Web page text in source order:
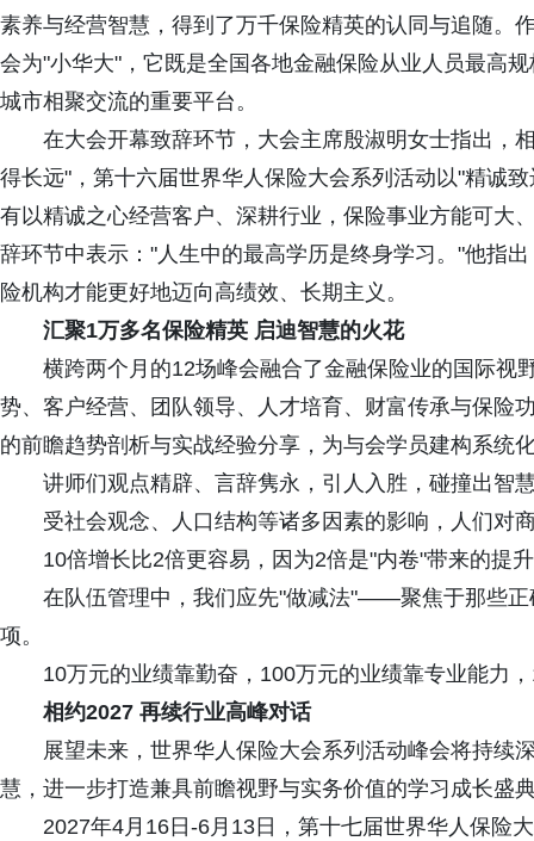
素养与经营智慧，得到了万千保险精英的认同与追随。
会为"小华大"，它既是全国各地金融保险从业人员最高
城市相聚交流的重要平台。
在大会开幕致辞环节，大会主席殷淑明女士指出，
得长远"，第十六届世界华人保险大会系列活动以"精诚
有以精诚之心经营客户、深耕行业，保险事业方能可大
辞环节中表示："人生中的最高学历是终身学习。"他指
险机构才能更好地迈向高绩效、长期主义。
汇聚1万多名保险精英 启迪智慧的火花
横跨两个月的12场峰会融合了金融保险业的国际视
势、客户经营、团队领导、人才培育、财富传承与保险
的前瞻趋势剖析与实战经验分享，为与会学员建构系统
讲师们观点精辟、言辞隽永，引人入胜，碰撞出智
受社会观念、人口结构等诸多因素的影响，人们对
10倍增长比2倍更容易，因为2倍是"内卷"带来的提
在队伍管理中，我们应先"做减法"——聚焦于那些正
项。
10万元的业绩靠勤奋，100万元的业绩靠专业能力，
相约2027 再续行业高峰对话
展望未来，世界华人保险大会系列活动峰会将持续
慧，进一步打造兼具前瞻视野与实务价值的学习成长盛
2027年4月16日-6月13日，第十七届世界华人保险